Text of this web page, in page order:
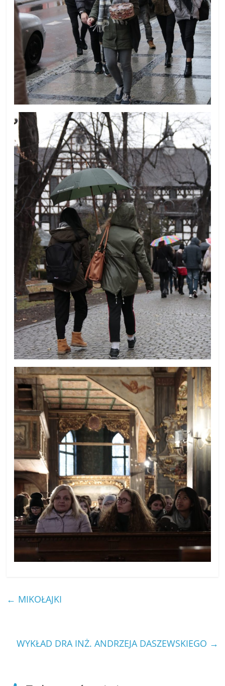
← MIKOŁAJKI
WYKŁAD DRA INŻ. ANDRZEJA DASZEWSKIEGO →